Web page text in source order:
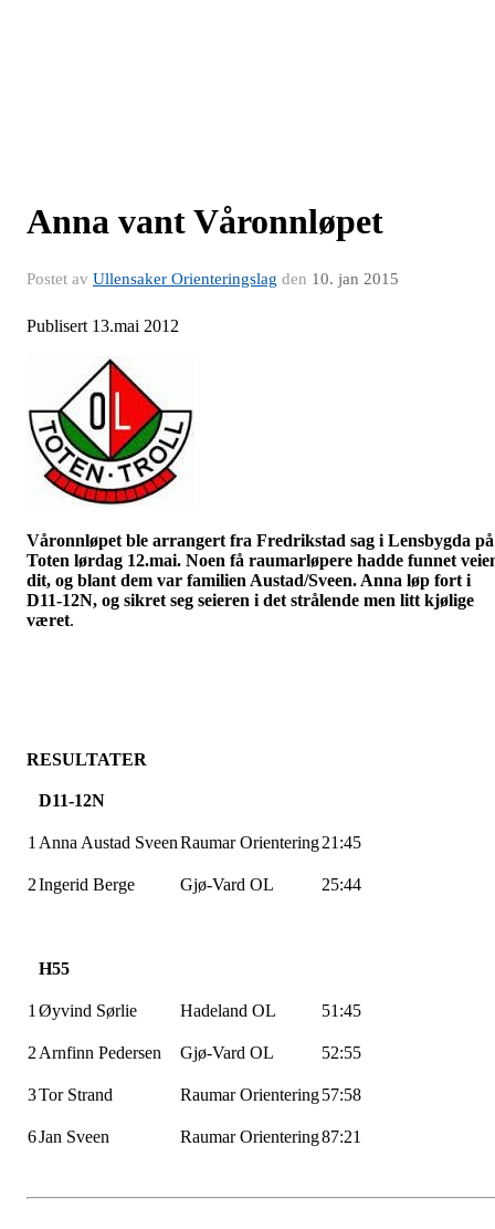
Anna vant Våronnløpet
Postet av Ullensaker Orienteringslag den 10. jan 2015
Publisert 13.mai 2012
Våronnløpet ble arrangert fra Fredrikstad sag i Lensbygda på
Toten lørdag 12.mai. Noen få raumarløpere hadde funnet
dit, og blant dem var familien Austad/Sveen. Anna løp fort i
D11-12N, og sikret seg seieren i det strålende men litt kjølige
været.
RESULTATER
D11-12N
1 Anna Austad SveenRaumarOrientering21:45
2Ingerid Berge Gjø-Vard OL 25:44
H55
1 Øyvind Sørlie Hadeland OL 51:45
2 Arnfinn Pedersen Gjø-Vard OL 52:55
3Tor Strand RaumarOrientering57:58
6Jan Sveen RaumarOrientering87:21